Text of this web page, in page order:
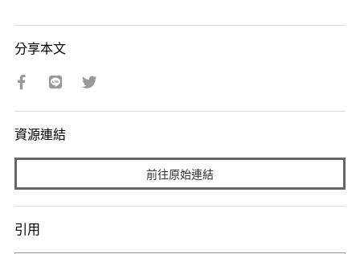
分享本文
資源連結
前往原始連結
引用